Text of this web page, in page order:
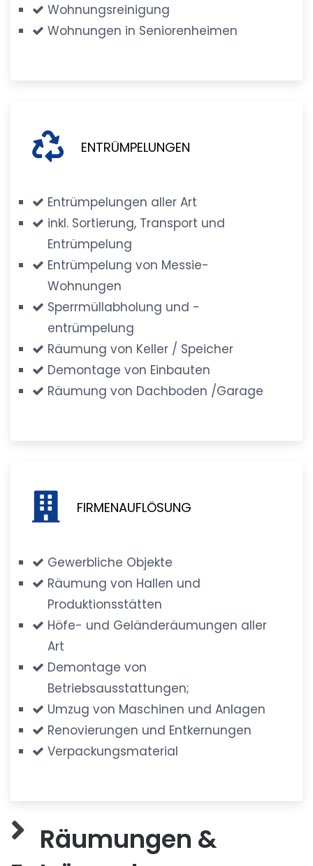
Wohnungsreinigung
Wohnungen in Seniorenheimen
ENTRÜMPELUNGEN
Entrümpelungen aller Art
inkl. Sortierung, Transport und
Entrümpelung
Entrümpelung von Messie-
Wohnungen
Sperrmüllabholung und -
entrümpelung
Räumung von Keller / Speicher
Demontage von Einbauten
Räumung von Dachboden /Garage
FIRMENAUFLÖSUNG
Gewerbliche Objekte
Räumung von Hallen und
Produktionsstätten
Höfe- und Geländeräumungen aller
Art
Demontage von
Betriebsausstattungen;
Umzug von Maschinen und Anlagen
Renovierungen und Entkernungen
Verpackungsmaterial
Räumungen &